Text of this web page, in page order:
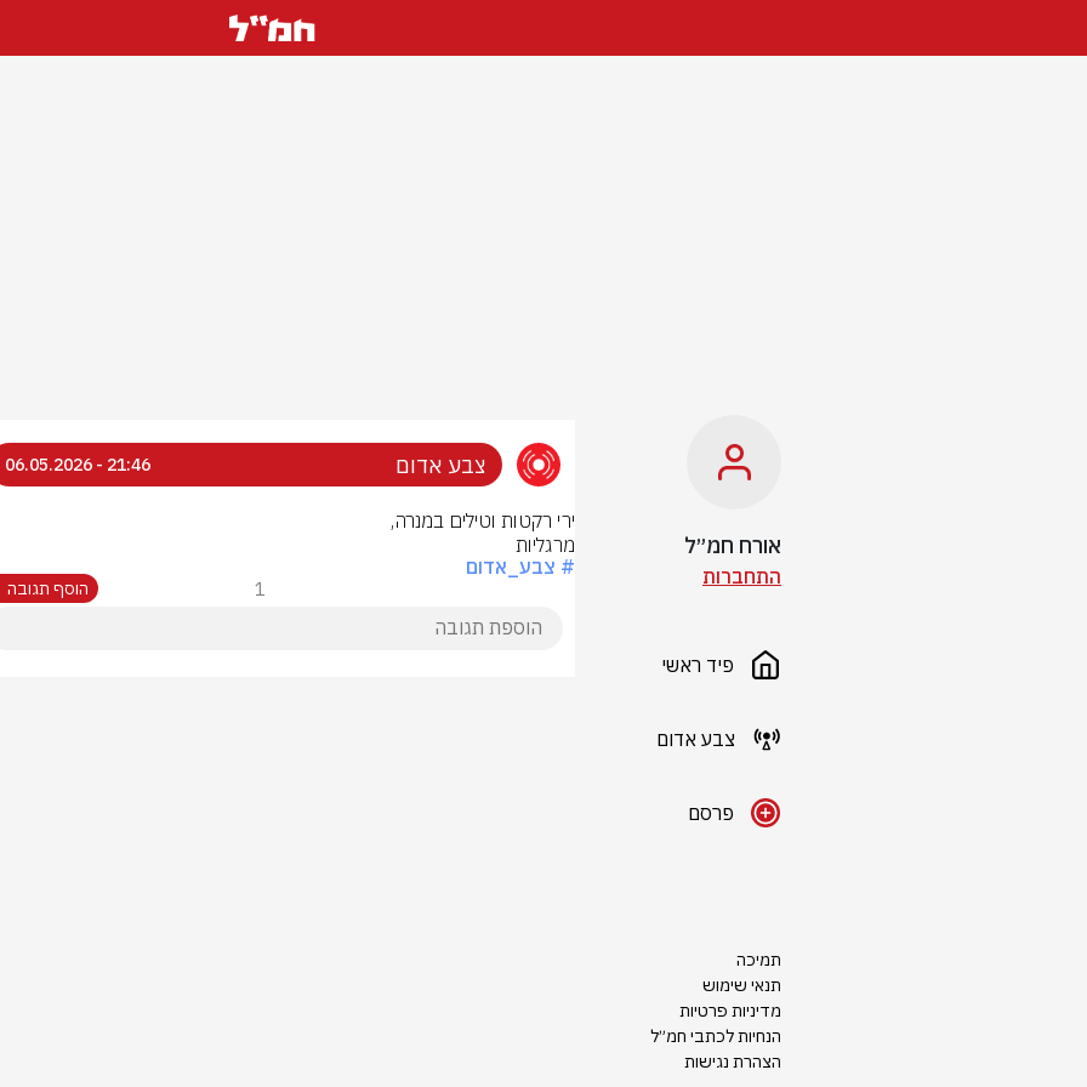
אורח חמ״ל
התחברות
פיד ראשי
צבע אדום
פרסם
תמיכה
תנאי שימוש
מדיניות פרטיות
הנחיות לכתבי חמ״ל
הצהרת נגישות
צבע אדום 21:46 - 06.05.2026
מרגליות
# צבע_אדום
1 הוסף תגובה